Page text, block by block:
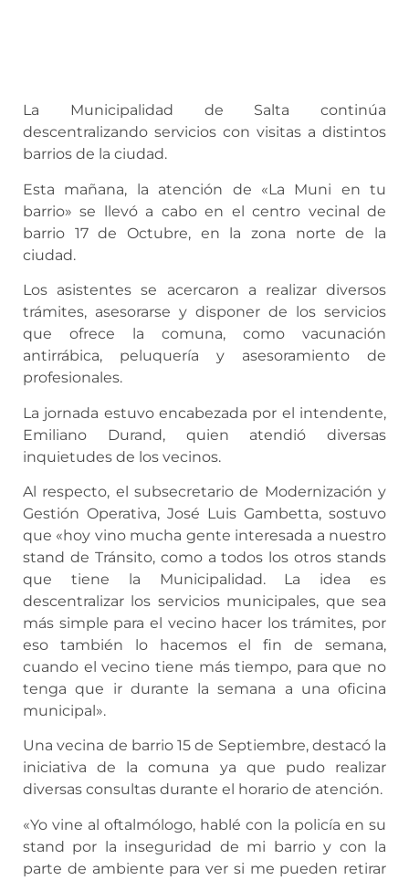
La Municipalidad de Salta continúa
descentralizando servicios con visitas a distintos
barrios de la ciudad.
Esta mañana, la atención de «La Muni en tu
barrio» se llevó a cabo en el centro vecinal de
barrio 17 de Octubre, en la zona norte de la
ciudad.
Los asistentes se acercaron a realizar diversos
trámites, asesorarse y disponer de los servicios
que ofrece la comuna, como vacunación
antirrábica, peluquería y asesoramiento de
profesionales.
La jornada estuvo encabezada por el intendente,
Emiliano Durand, quien atendió diversas
inquietudes de los vecinos.
Al respecto, el subsecretario de Modernización y
Gestión Operativa, José Luis Gambetta, sostuvo
que «hoy vino mucha gente interesada a nuestro
stand de Tránsito, como a todos los otros stands
que tiene la Municipalidad. La idea es
descentralizar los servicios municipales, que sea
más simple para el vecino hacer los trámites, por
eso también lo hacemos el fin de semana,
cuando el vecino tiene más tiempo, para que no
tenga que ir durante la semana a una oficina
municipal».
Una vecina de barrio 15 de Septiembre, destacó la
iniciativa de la comuna ya que pudo realizar
diversas consultas durante el horario de atención.
«Yo vine al oftalmólogo, hablé con la policía en su
stand por la inseguridad de mi barrio y con la
parte de ambiente para ver si me pueden retirar